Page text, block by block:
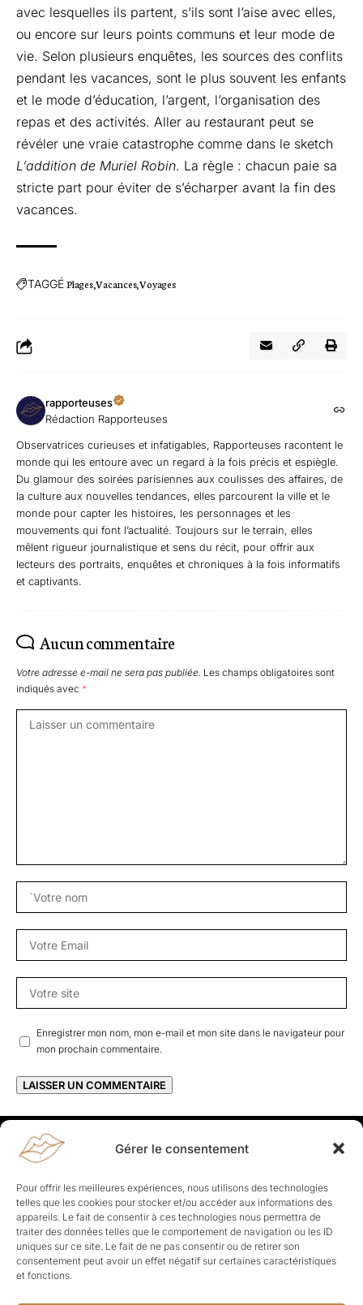
Gérer le consentement
Pour offrir les meilleures expériences, nous utilisons des technologies
telles que les cookies pour stocker et/ou accéder aux informations des
appareils. Le fait de consentir à ces technologies nous permettra de
traiter des données telles que le comportement de navigation ou les ID
uniques sur ce site. Le fait de ne pas consentir ou de retirer son
consentement peut avoir un effet négatif sur certaines caractéristiques
et fonctions.
avec lesquelles ils partent, s’ils sont l’aise avec elles,
ou encore sur leurs points communs et leur mode de
vie. Selon plusieurs enquêtes, les sources des conflits
pendant les vacances, sont le plus souvent les enfants
et le mode d’éducation, l’argent, l’organisation des
repas et des activités. Aller au restaurant peut se
révéler une vraie catastrophe comme dans le sketch
L’addition de Muriel Robin. La règle : chacun paie sa
stricte part pour éviter de s’écharper avant la fin des
vacances.
TAGGÉPlages Vacances Voyages
rapporteuses
Rédaction Rapporteuses
Observatrices curieuses et infatigables, Rapporteuses racontent le
monde qui les entoure avec un regard à la fois précis et espiègle.
Du glamour des soirées parisiennes aux coulisses des affaires, de
la culture aux nouvelles tendances, elles parcourent la ville et le
monde pour capter les histoires, les personnages et les
mouvements qui font l’actualité. Toujours sur le terrain, elles
mêlent rigueur journalistique et sens du récit, pour offrir aux
lecteurs des portraits, enquêtes et chroniques à la fois informatifs
et captivants.
Aucun commentaire
Votre adresse e-mail ne sera pas publiée. Les champs obligatoires sont
indiqués avec *
Enregistrer mon nom, mon e-mail et mon site dans le navigateur pour
mon prochain commentaire.
Rapporteuses
À propos de Rapporteuses :Rapporteuses, c’est l’histoire de
Parisiennes, bien dans leurs baskets qui aiment rapporter ce qui leur
cause, leur apporte et leur rapporte !
Les Topics
Société Politique Business Culture
Sport
Lifestyle